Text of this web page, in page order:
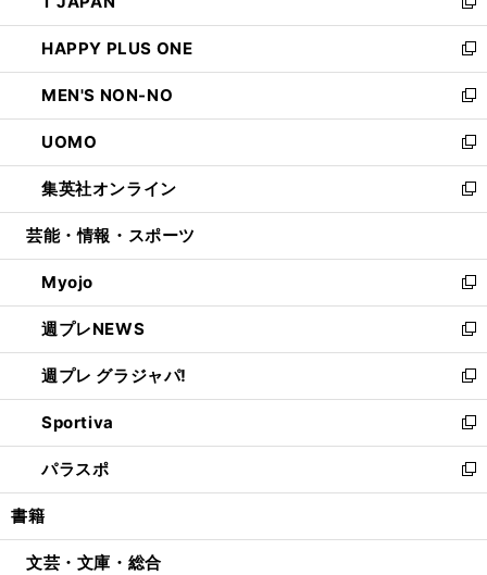
開
く
ウ
で
開
く
ィ
ン
ド
ウ
で
開
く
い
ウ
ィ
ン
ド
ウ
で
開
く
新
し
い
ウ
ィ
ン
ド
ウ
で
開
HAPPY PLUS ONE
新
し
い
ウ
ィ
ン
ド
ウ
開
く
MEN'S NON-NO
新
し
い
ウ
ィ
ン
ウ
で
開
く
UOMO
新
し
い
ウ
ン
ド
ウ
で
開
く
集英社オンライン
新
し
ウ
ィ
ン
ド
ウ
で
開
く
芸能・情報・スポーツ
Myojo
新
し
い
ウ
ィ
ン
ド
ウ
で
開
週プレNEWS
新
し
い
ウ
ィ
ン
ド
ウ
開
週プレ グラジャパ!
新
し
い
ウ
ィ
ン
ウ
Sportiva
新
し
い
ウ
ン
パラスポ
新
し
ウ
書籍
文芸・文庫・総合